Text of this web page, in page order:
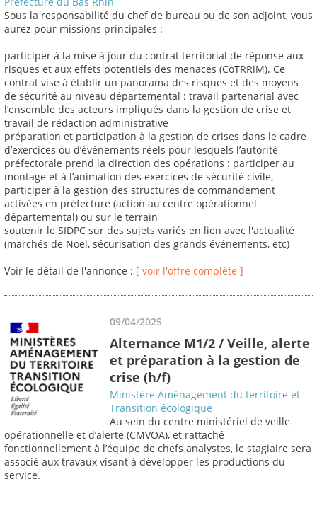
Sous la responsabilité du chef de bureau ou de son adjoint, vous
aurez pour missions principales :
participer à la mise à jour du contrat territorial de réponse aux
risques et aux effets potentiels des menaces (CoTRRiM). Ce
contrat vise à établir un panorama des risques et des moyens
de sécurité au niveau départemental : travail partenarial avec
l’ensemble des acteurs impliqués dans la gestion de crise et
travail de rédaction administrative
préparation et participation à la gestion de crises dans le cadre
d’exercices ou d’événements réels pour lesquels l’autorité
préfectorale prend la direction des opérations : participer au
montage et à l’animation des exercices de sécurité civile,
participer à la gestion des structures de commandement
activées en préfecture (action au centre opérationnel
départemental) ou sur le terrain
soutenir le SIDPC sur des sujets variés en lien avec l'actualité
(marchés de Noël, sécurisation des grands événements, etc)
Voir le détail de l'annonce : [ voir l'offre complète ]
09/04/2025
Alternance M1/2 / Veille, alerte
et préparation à la gestion de
crise (h/f)
Ministère Aménagement du territoire et
Transition écologique
Au sein du centre ministériel de veille
opérationnelle et d’alerte (CMVOA), et rattaché
fonctionnellement à l’équipe de chefs analystes, le stagiaire sera
associé aux travaux visant à développer les productions du
service.